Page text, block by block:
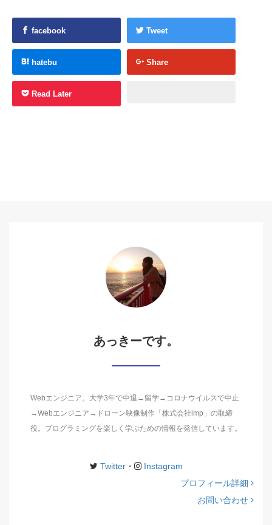
facebook Tweet
hatebu Share
Read Later
あっきーです。
Webエンジニア。大学3年で中退→留学→コロナウイルスで中止
→Webエンジニア→ドローン映像制作「株式会社imp」の取締
役。プログラミングを楽しく学ぶための情報を発信しています。
Twitter・
Instagram
プロフィール詳細
お問い合わせ